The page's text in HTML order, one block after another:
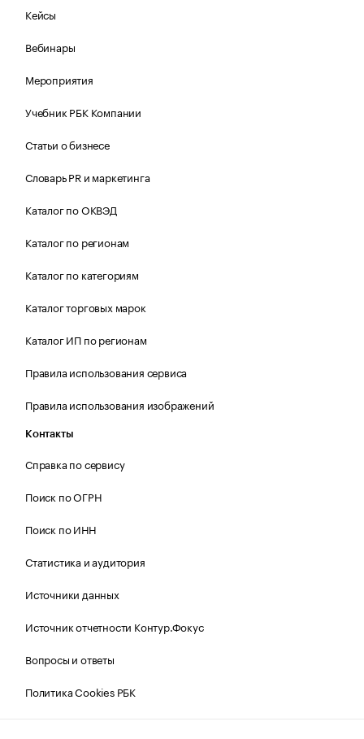
Кейсы
Вебинары
Мероприятия
Учебник РБК Компании
Статьи о бизнесе
Словарь PR и маркетинга
Каталог по ОКВЭД
Каталог по регионам
Каталог по категориям
Каталог торговых марок
Каталог ИП по регионам
Правила использования сервиса
Правила использования изображений
Контакты
Справка по сервису
Поиск по ОГРН
Поиск по ИНН
Статистика и аудитория
Источники данных
Источник отчетности Контур.Фокус
Вопросы и ответы
Политика Cookies РБК